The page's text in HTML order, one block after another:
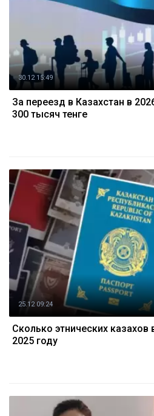
30.12 15:49
За переезд в Казахстан в
300 тысяч тенге
25.12 09:24
Сколько этнических казахов
2025 году